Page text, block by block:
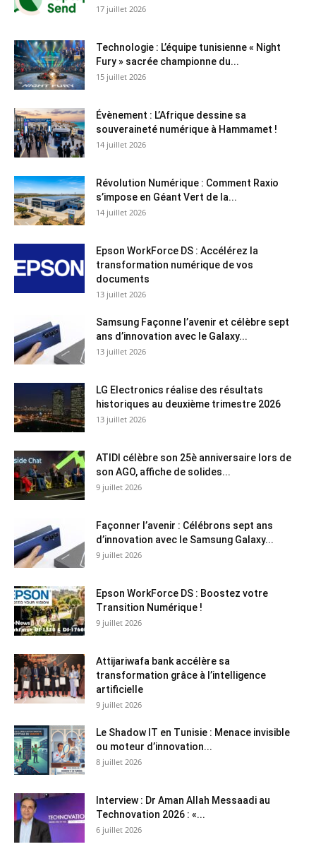
17 juillet 2026
Technologie : L’équipe tunisienne « Night
Fury » sacrée championne du...
15 juillet 2026
Évènement : L’Afrique dessine sa
souveraineté numérique à Hammamet !
14 juillet 2026
Révolution Numérique : Comment Raxio
s’impose en Géant Vert de la...
14 juillet 2026
Epson WorkForce DS : Accélérez la
transformation numérique de vos
documents
13 juillet 2026
Samsung Façonne l’avenir et célèbre sept
ans d’innovation avec le Galaxy...
13 juillet 2026
LG Electronics réalise des résultats
historiques au deuxième trimestre 2026
13 juillet 2026
ATIDI célèbre son 25è anniversaire lors de
son AGO, affiche de solides...
9 juillet 2026
Façonner l’avenir : Célébrons sept ans
d’innovation avec le Samsung Galaxy...
9 juillet 2026
Epson WorkForce DS : Boostez votre
Transition Numérique !
9 juillet 2026
Attijariwafa bank accélère sa
transformation grâce à l’intelligence
artificielle
9 juillet 2026
Le Shadow IT en Tunisie : Menace invisible
ou moteur d’innovation...
8 juillet 2026
Interview : Dr Aman Allah Messaadi au
Technovation 2026 : «...
6 juillet 2026